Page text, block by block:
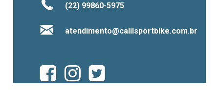
(22) 99860-5975
atendimento@calilsportbike.com.br